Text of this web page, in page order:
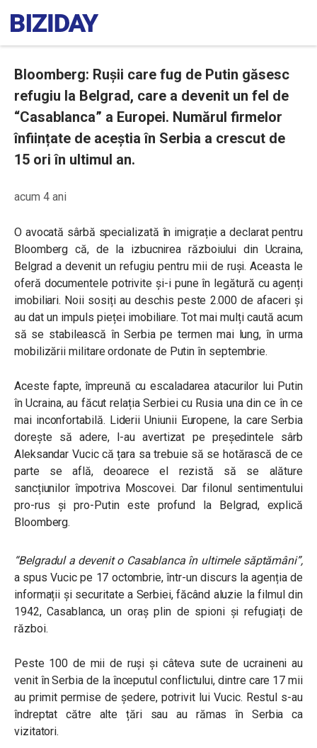
Bloomberg: Rușii care fug de Putin găsesc
refugiu la Belgrad, care a devenit un fel de
“Casablanca” a Europei. Numărul firmelor
înființate de aceștia în Serbia a crescut de
15 ori în ultimul an.
acum 4 ani
O avocată sârbă specializată în imigrație a declarat pentru
Bloomberg că, de la izbucnirea războiului din Ucraina,
Belgrad a devenit un refugiu pentru mii de ruși. Aceasta le
oferă documentele potrivite și-i pune în legătură cu agenți
imobiliari. Noii sosiți au deschis peste 2.000 de afaceri și
au dat un impuls pieței imobiliare. Tot mai mulți caută acum
să se stabilească în Serbia pe termen mai lung, în urma
mobilizării militare ordonate de Putin în septembrie.
Aceste fapte, împreună cu escaladarea atacurilor lui Putin
în Ucraina, au făcut relația Serbiei cu Rusia una din ce în ce
mai inconfortabilă. Liderii Uniunii Europene, la care Serbia
dorește să adere, l-au avertizat pe președintele sârb
Aleksandar Vucic că țara sa trebuie să se hotărască de ce
parte se află, deoarece el rezistă să se alăture
sancțiunilor împotriva Moscovei. Dar filonul sentimentului
pro-rus și pro-Putin este profund la Belgrad, explică
Bloomberg.
“Belgradul a devenit o Casablanca în ultimele săptămâni”,
a spus Vucic pe 17 octombrie, într-un discurs la agenția de
informații și securitate a Serbiei, făcând aluzie la filmul din
1942, Casablanca, un oraș plin de spioni și refugiați de
război.
Peste 100 de mii de ruși și câteva sute de ucraineni au
venit în Serbia de la începutul conflictului, dintre care 17 mii
au primit permise de ședere, potrivit lui Vucic. Restul s-au
îndreptat către alte țări sau au rămas în Serbia ca
vizitatori.